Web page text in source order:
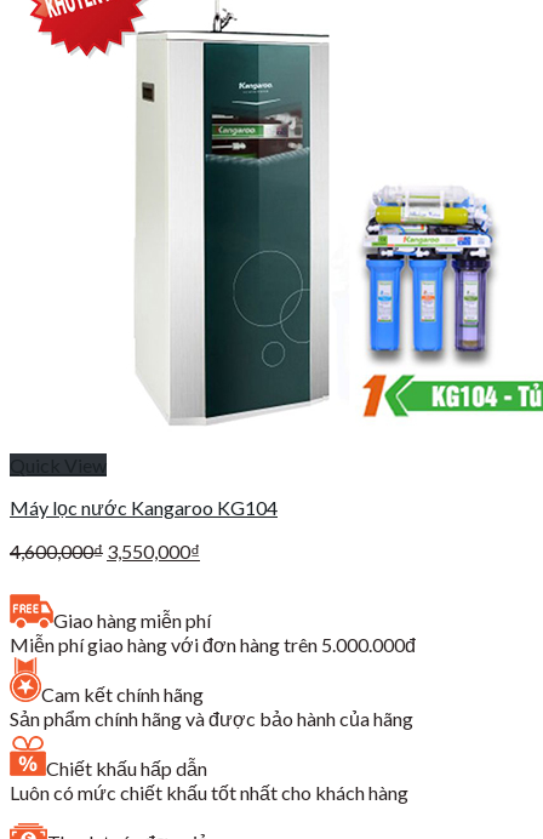
Máy lọc nước Kangaroo KG104
4,600,000₫ Giá
4,600,000₫.
3,550,000₫
là:
3,550,000₫.
Giao hàng miễn phí
Miễn phí giao hàng với đơn hàng trên 5.000.000đ
Cam kết chính hãng
Sản phẩm chính hãng và được bảo hành của hãng
Chiết khấu hấp dẫn
Luôn có mức chiết khấu tốt nhất cho khách hàng